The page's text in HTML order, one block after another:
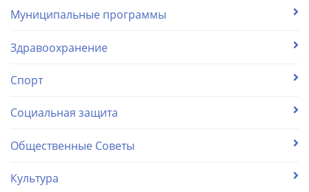
Муниципальные программы
Здравоохранение
Спорт
Социальная защита
Общественные Советы
Культура